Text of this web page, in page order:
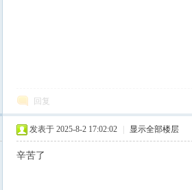
回复
发表于 2025-8-2 17:02:02 显示全部楼层
辛苦了